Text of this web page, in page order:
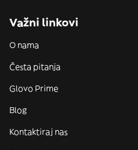
Važni linkovi
O nama
Česta pitanja
Glovo Prime
Blog
Kontaktiraj nas